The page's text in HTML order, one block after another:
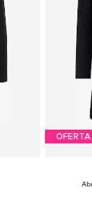
OFERTA